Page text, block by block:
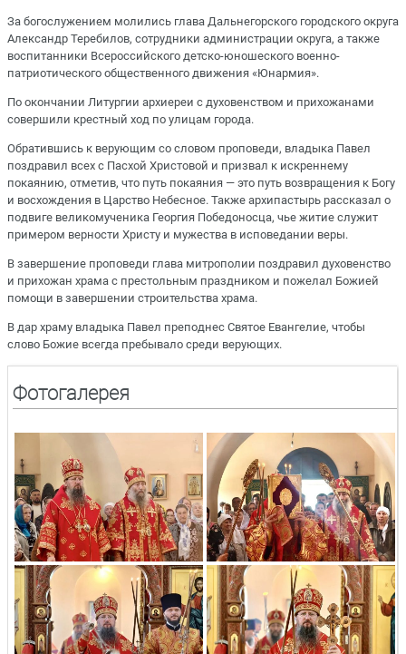
За богослужением молились глава Дальнегорского городского округа
Александр Теребилов, сотрудники администрации округа, а также
воспитанники Всероссийского детско-юношеского военно-
патриотического общественного движения «Юнармия».
По окончании Литургии архиереи с духовенством и прихожанами
совершили крестный ход по улицам города.
Обратившись к верующим со словом проповеди, владыка Павел
поздравил всех с Пасхой Христовой и призвал к искреннему
покаянию, отметив, что путь покаяния — это путь возвращения к Богу
и восхождения в Царство Небесное. Также архипастырь рассказал о
подвиге великомученика Георгия Победоносца, чье житие служит
примером верности Христу и мужества в исповедании веры.
В завершение проповеди глава митрополии поздравил духовенство
и прихожан храма с престольным праздником и пожелал Божией
помощи в завершении строительства храма.
В дар храму владыка Павел преподнес Святое Евангелие, чтобы
слово Божие всегда пребывало среди верующих.
Фотогалерея